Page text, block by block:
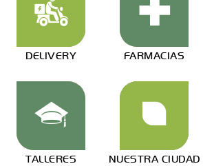
DELIVERY FARMACIAS
TALLERES NUESTRA CIUDAD